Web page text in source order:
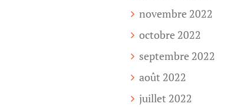
novembre 2022
octobre 2022
septembre 2022
août 2022
juillet 2022